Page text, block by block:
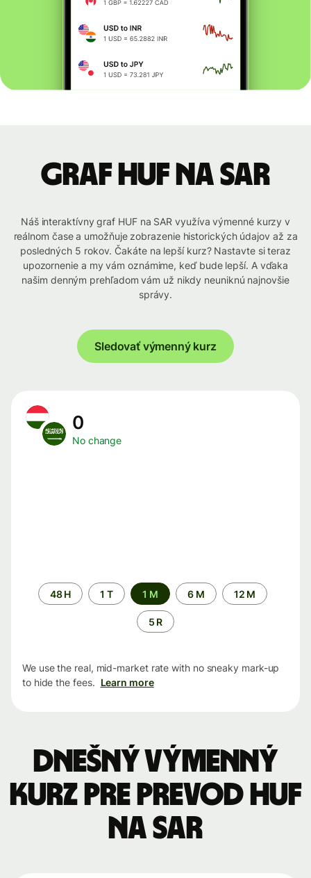
graf HUF na SAR
Náš interaktívny graf HUF na SAR využíva výmenné kurzy v
reálnom čase a umožňuje zobrazenie historických údajov až za
posledných 5 rokov. Čakáte na lepší kurz? Nastavte si teraz
upozornenie a my vám oznámime, keď bude lepší. A vďaka
našim denným prehľadom vám už nikdy neuniknú najnovšie
správy.
Sledovať výmenný kurz
0
No change
Time
period
48 H 1 T 1 M 6 M 12 M
5 R
We use the real, mid-market rate with no sneaky mark-up
to hide the fees. Learn more
Dnešný výmenný
kurz pre prevod HUF
na SAR